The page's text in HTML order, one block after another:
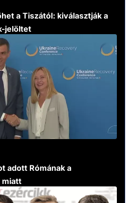
a Tiszától: kiválasztják a
jelöltet
adott Rómának a
miatt